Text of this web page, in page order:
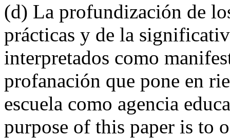
(d) La profundización de
prácticas y de la
interpretados como
profanación que pone en
escuela como agencia
purpose of this paper is to